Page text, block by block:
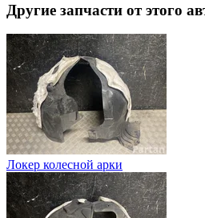
Другие запчасти от этого
Локер колесной арки